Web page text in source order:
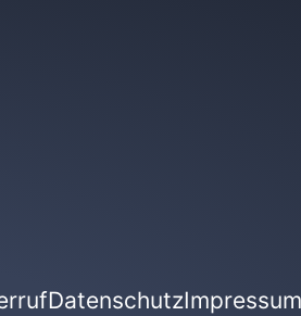
Datenschutz